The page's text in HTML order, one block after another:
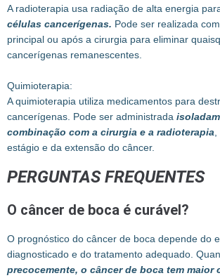
A radioterapia usa radiação de alta energia
células cancerígenas. Pode ser realizada
principal ou após a cirurgia para eliminar
cancerígenas remanescentes.
Quimioterapia:
A quimioterapia utiliza medicamentos para
cancerígenas. Pode ser administrada
combinação com a cirurgia e a radioterapia,
estágio e da extensão do câncer.
PERGUNTAS FREQUENTES
O câncer de boca é curável?
O prognóstico do câncer de boca depende do
diagnosticado e do tratamento adequado.
precocemente, o câncer de boca tem maior